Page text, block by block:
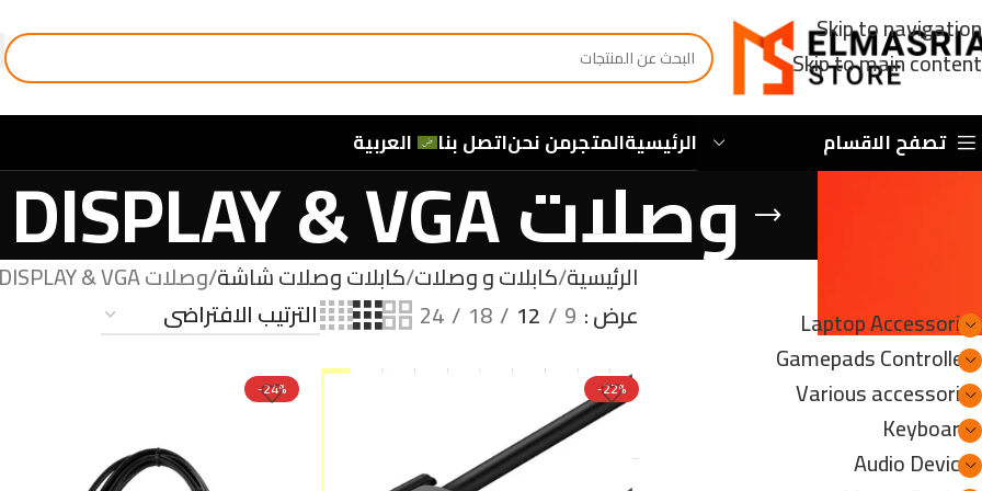
Skip to navigation
Skip to main content
تصفح الاقسام الرئيسيةالمتجرمن نحناتصل بنا العربية
وصلات HD & DISPLAY & VGA
Laptop Accessories
Gamepads Controllers
Various accessories
Keyboards
Audio Devices
الرئيسية كابلات و وصلات كابلات وصلات شاشة وصلات HD & DISPLAY & VGA
عرض 9
12
18
24
-22%
-24%